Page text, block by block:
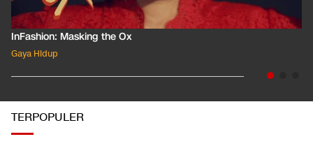
InFashion: Masking the Ox
Gaya Hidup
TERPOPULER